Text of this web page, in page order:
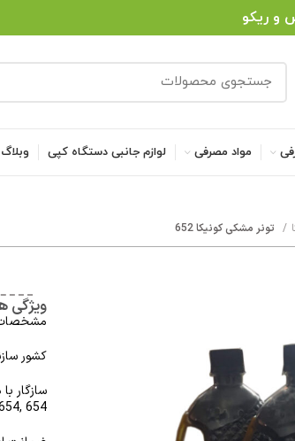
و ریکو
مواد مصرفی لوازم جانبی دستگاه کپی وبلاگ
تونر مشکی کونیکا 652
ویژگی
کشور
654